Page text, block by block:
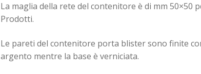
La maglia della rete del contenitore è di mm 50×50
Prodotti.
Le pareti del contenitore porta blister sono finite
argento mentre la base è verniciata.